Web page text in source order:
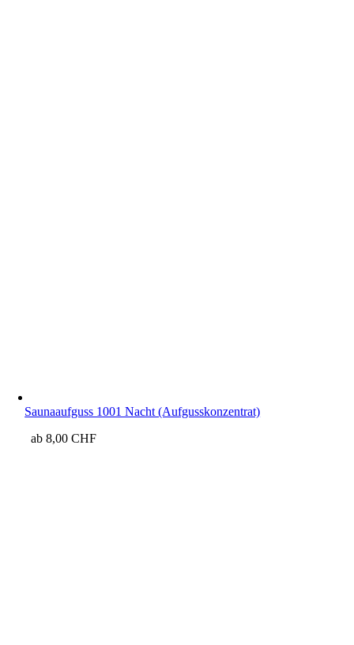
Saunaaufguss 1001 Nacht (Aufgusskonzentrat)
ab8,00CHF